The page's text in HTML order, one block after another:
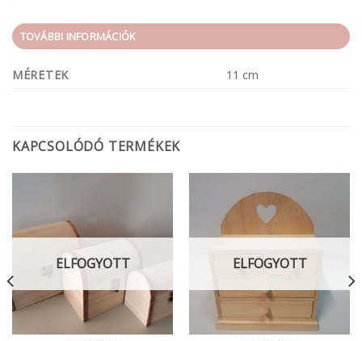
TOVÁBBI INFORMÁCIÓK
MÉRETEK 11 cm
KAPCSOLÓDÓ TERMÉKEK
ELFOGYOTT ELFOGYOTT